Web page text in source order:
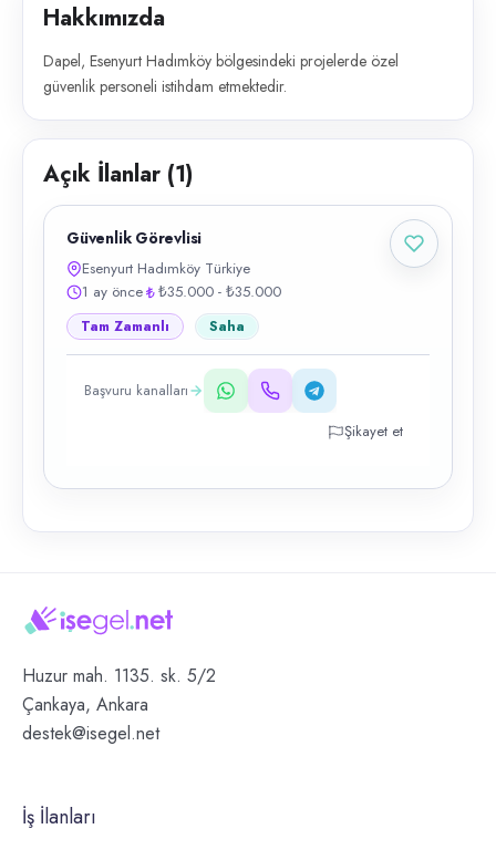
Hakkımızda
Dapel, Esenyurt Hadımköy bölgesindeki projelerde özel
güvenlik personeli istihdam etmektedir.
Açık İlanlar (1)
Güvenlik Görevlisi
Esenyurt Hadımköy Türkiye
1 ay önce
₺35.000 - ₺35.000
Tam Zamanlı Saha
Başvuru kanalları
Şikayet et
Huzur mah. 1135. sk. 5/2
Çankaya, Ankara
destek@isegel.net
İş İlanları